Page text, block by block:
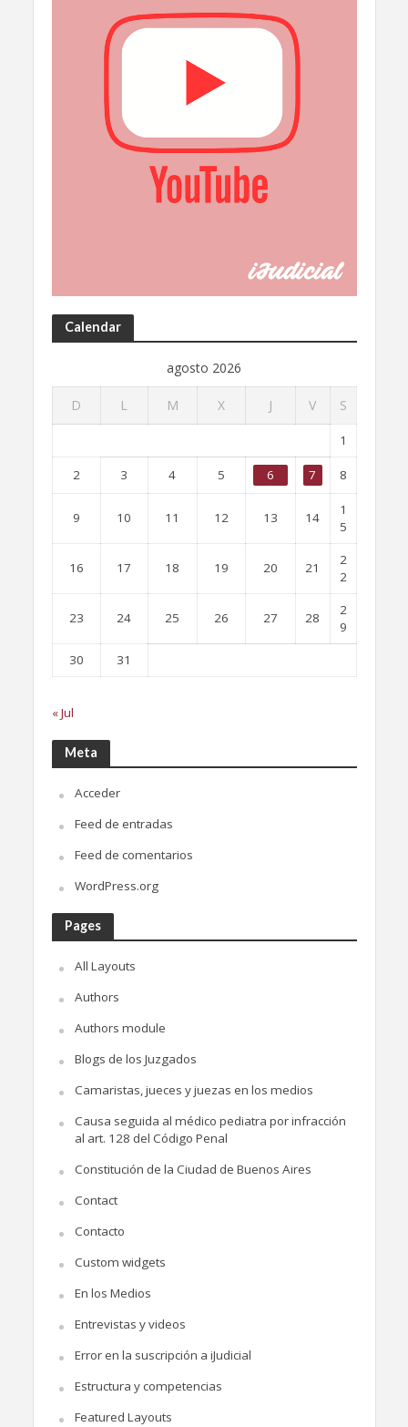
Calendar
agosto 2026
D L M X J V S
1
2 3 4 5 6 7 8
9 10 11 12 13 14
1
5
16 17 18 19 20 21
2
2
23 24 25 26 27 28
2
9
30
31
« Jul
Meta
Acceder
Feed de entradas
Feed de comentarios
WordPress.org
Pages
All Layouts
Authors
Authors module
Blogs de los Juzgados
Camaristas, jueces y juezas en los medios
Causa seguida al médico pediatra por infracción
al art. 128 del Código Penal
Constitución de la Ciudad de Buenos Aires
Contact
Contacto
Custom widgets
En los Medios
Entrevistas y videos
Error en la suscripción a iJudicial
Estructura y competencias
Featured Layouts